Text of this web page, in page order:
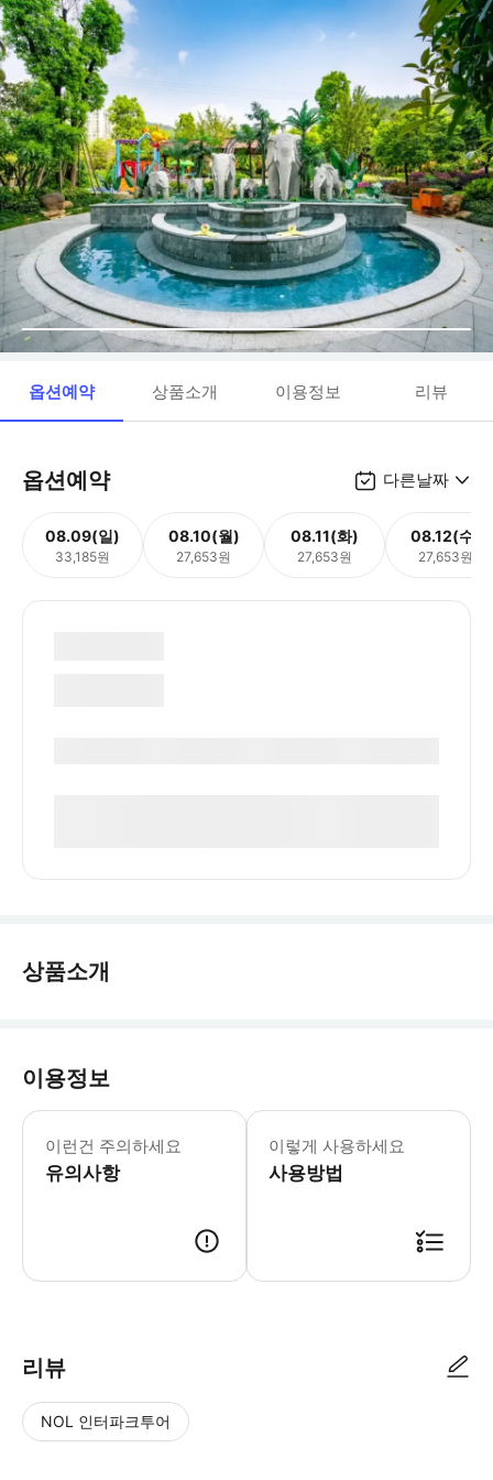
옵션예약 상품소개 이용정보 리뷰
옵션예약 다른날짜
08.09(일)
33,185원
08.10(월)
27,653원
08.11(화)
27,653원
08.12(수)
27,653원
상품소개
이용정보
이런건 주의하세요
유의사항
- 소개 우당 완샹 온천 핵심 체험 티켓
이렇게 사용하세요
사용방법
리뷰
NOL 인터파크투어